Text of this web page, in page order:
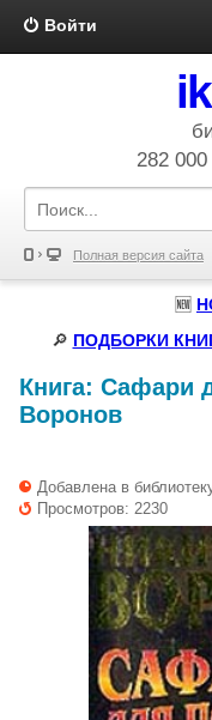
Войти
282 000
Полная версия сайта
🆕
🔎 ПОДБОРКИ
Книга: Сафари
Воронов
Добавлена в
Просмотров: 2230